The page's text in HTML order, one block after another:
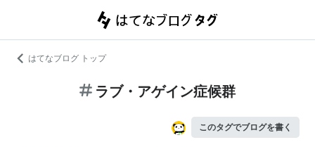
はてなブログ トップ
ラブ・アゲイン症候群
このタグでブログを書く